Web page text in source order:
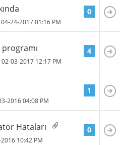
04-24-201701:16 PM
0
02-03-2017 12:17 PM
4
201604:08 PM
1
Hataları
10:42 PM
0